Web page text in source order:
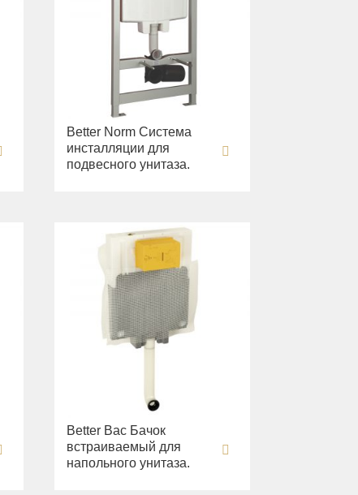
Better Norm Система
инсталляции для
подвесного унитаза.
Better Bac Бачок
встраиваемый для
напольного унитаза.